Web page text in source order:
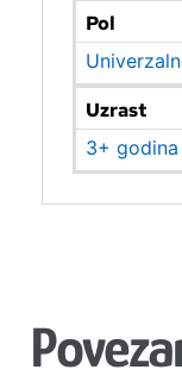
Pol
Uzrast
3+ godina